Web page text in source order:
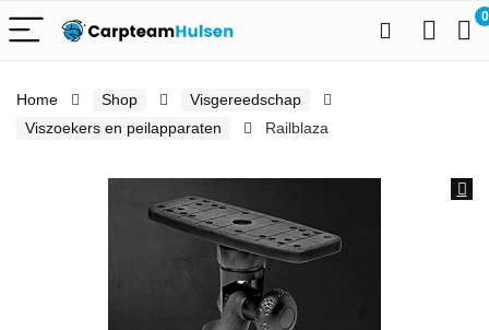
0
Home Shop
Visgereedschap
Viszoekers en peilapparaten
Railblaza